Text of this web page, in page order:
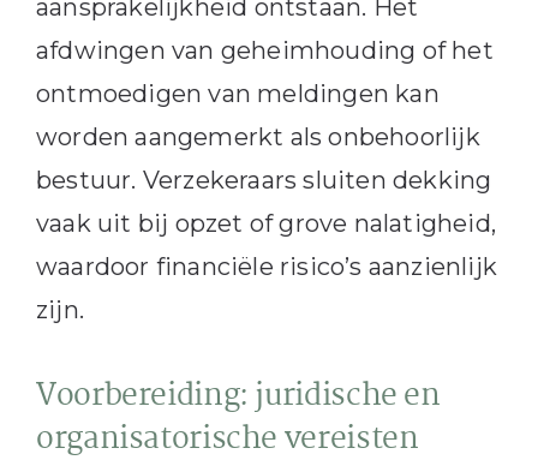
aansprakelijkheid ontstaan. Het
afdwingen van geheimhouding of het
ontmoedigen van meldingen kan
worden aangemerkt als onbehoorlijk
bestuur. Verzekeraars sluiten dekking
vaak uit bij opzet of grove nalatigheid,
waardoor financiële risico’s aanzienlijk
zijn.
Voorbereiding: juridische en
organisatorische vereisten